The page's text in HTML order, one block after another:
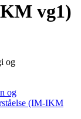
vg1)
og
og
(IM-IKM